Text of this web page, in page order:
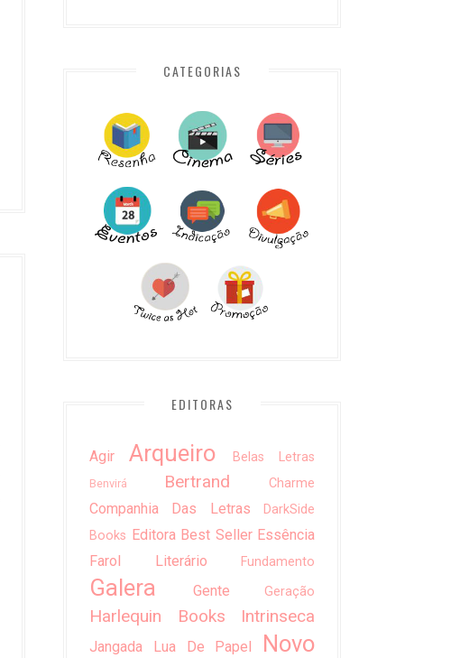
CATEGORIAS
EDITORAS
Agir Arqueiro Belas Letras
Benvirá Bertrand Charme
Companhia Das Letras
DarkSide
Books Editora Best Seller Essência
Farol Literário
Fundamento
Galera Gente Geração
Harlequin Books Intrinseca
Jangada Lua De Papel
Novo